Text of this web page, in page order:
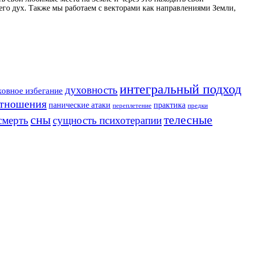
Цултрим
Аллионе»
дух. Также мы работаем с векторами как направлениями Земли,
избегание духовность интегральный подход
панические атаки переплетение практика предки
снысущность психотерапиителесные